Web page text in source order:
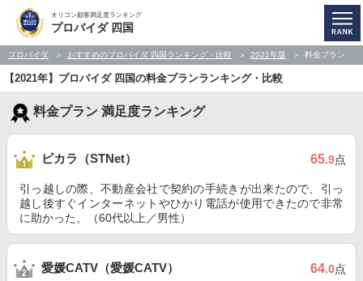
オリコン顧客満足度ランキング
プロバイダ 四国
プロバイダ おすすめのプロバイダ 四国ランキング・比較 2021年版 料金プラン
【2021年】プロバイダ 四国の料金プランランキング・比較
料金プラン 満足度ランキング
ピカラ（STNet） 65.9点
引っ越しの際、不動産会社で契約の手続きが出来たので、引っ
越し後すぐインターネットやひかり電話が使用できたので非常
に助かった。（60代以上／男性）
愛媛CATV（愛媛CATV） 64.0点